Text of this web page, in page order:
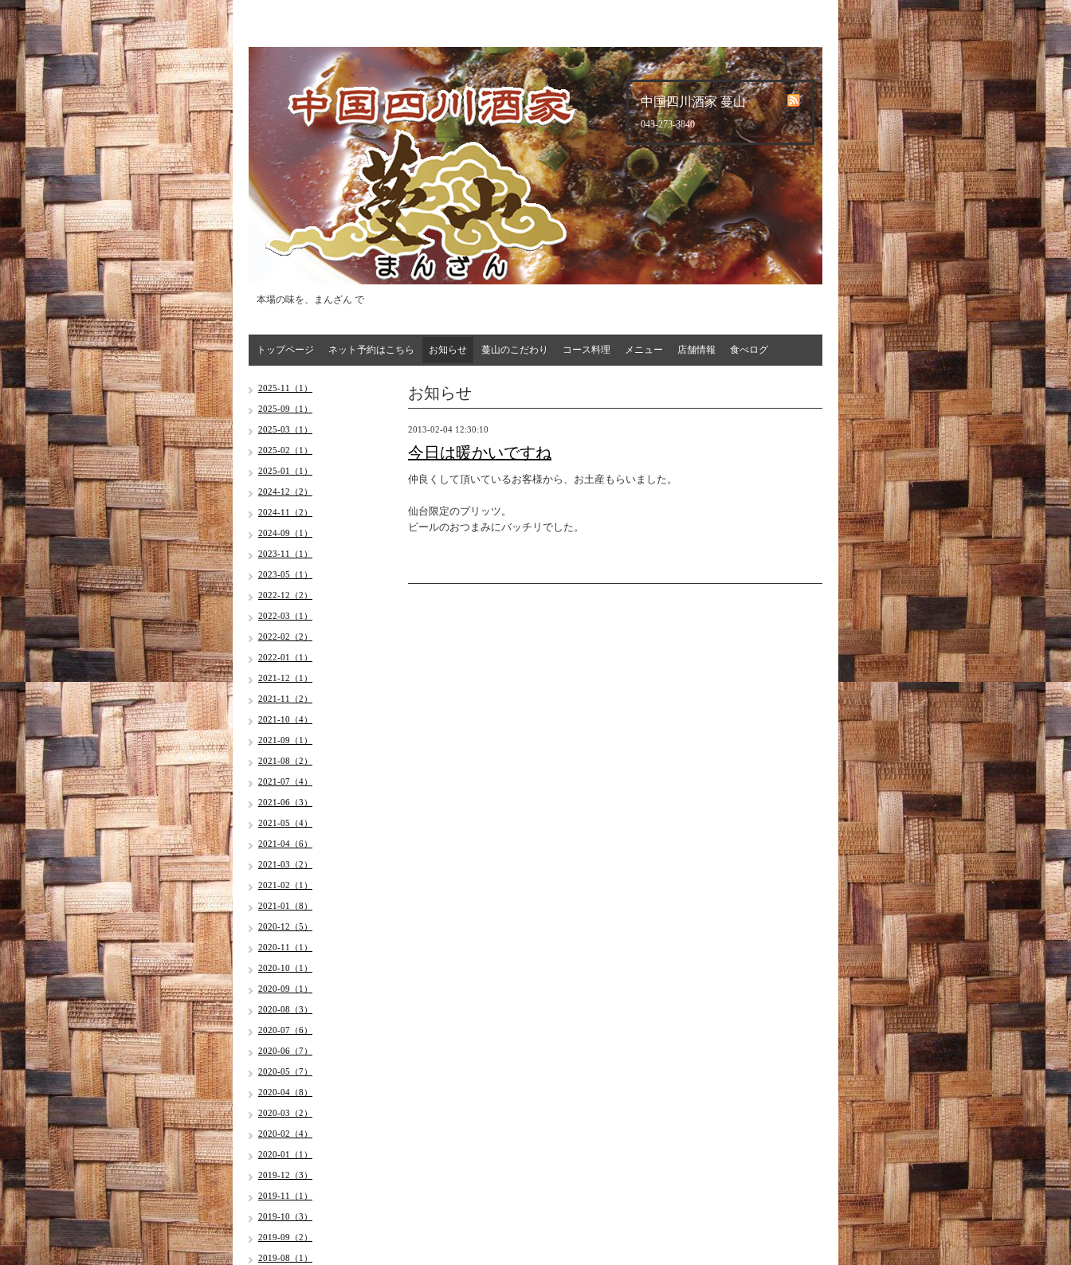
中国四川酒家 蔓山
043-273-3840
本場の味を、まんざん で
トップページ ネット予約はこちら お知らせ 蔓山のこだわり コース料理 メニュー 店舗情報 食べログ
お知らせ
2013-02-04 12:30:10
今日は暖かいですね
仲良くして頂いているお客様から、お土産もらいました。
仙台限定のプリッツ。
ビールのおつまみにバッチリでした。
2025-11（1）
2025-09（1）
2025-03（1）
2025-02（1）
2025-01（1）
2024-12（2）
2024-11（2）
2024-09（1）
2023-11（1）
2023-05（1）
2022-12（2）
2022-03（1）
2022-02（2）
2022-01（1）
2021-12（1）
2021-11（2）
2021-10（4）
2021-09（1）
2021-08（2）
2021-07（4）
2021-06（3）
2021-05（4）
2021-04（6）
2021-03（2）
2021-02（1）
2021-01（8）
2020-12（5）
2020-11（1）
2020-10（1）
2020-09（1）
2020-08（3）
2020-07（6）
2020-06（7）
2020-05（7）
2020-04（8）
2020-03（2）
2020-02（4）
2020-01（1）
2019-12（3）
2019-11（1）
2019-10（3）
2019-09（2）
2019-08（1）